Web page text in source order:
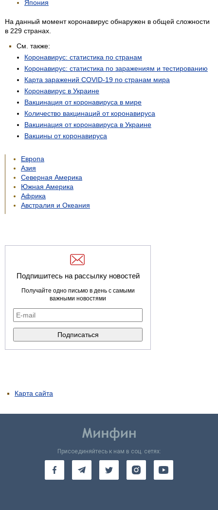
Япония
На данный момент коронавирус обнаружен в общей сложности
в 229 странах.
См. также:
Коронавирус: статистика по странам
Коронавирус: статистика по заражениям и тестированию
Карта заражений COVID-19 по странам мира
Коронавирус в Украине
Вакцинация от коронавируса в мире
Количество вакцинаций от коронавируса
Вакцинация от коронавируса в Украине
Вакцины от коронавируса
Европа
Азия
Северная Америка
Южная Америка
Африка
Австралия и Океания
Подпишитесь на рассылку новостей
Получайте одно письмо в день с самыми
важными новостями
Карта сайта
Присоединяйтесь к нам в соц. сетях: